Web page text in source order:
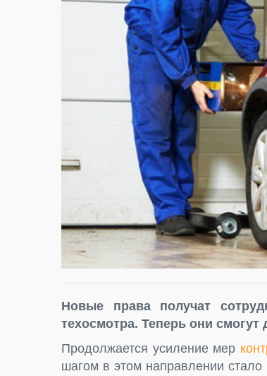
Новые права получат
техосмотра. Теперь они смогут
Продолжается усиление мер
шагом в этом направлении